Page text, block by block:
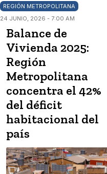
REGIÓN METROPOLITANA
24 JUNIO, 2026 - 7:00 AM
Balance de
Vivienda 2025:
Región
Metropolitana
concentra el 42%
del déficit
habitacional del
país